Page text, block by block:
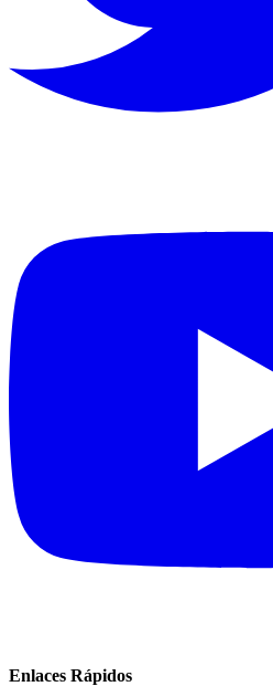
Enlaces Rápidos